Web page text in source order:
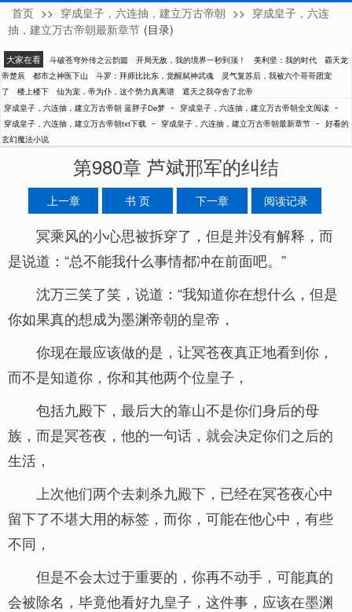
蓝胖子De梦
首页 >> 穿成皇子，六连抽，建立万古帝朝 >> 穿成皇子，六连
抽，建立万古帝朝最新章节 (目录)
大家在看 斗破苍穹外传之云韵篇 开局无敌，我的境界一秒到顶！ 美利坚：我的时代
霸天龙
帝楚辰
都市之神医下山 斗罗：拜师比比东，觉醒弑神武魂
灵气复苏后，我被六个哥哥团宠
了
楼上楼下 仙为宠，帝为仆，这个势力真离谱
遮天之我夺舍了北帝
穿成皇子，六连抽，建立万古帝朝 蓝胖子De梦 - 穿成皇子，六连抽，建立万古帝朝全文阅读 -
穿成皇子，六连抽，建立万古帝朝txt下载 - 穿成皇子，六连抽，建立万古帝朝最新章节 - 好看的
玄幻魔法小说
第980章 芦斌邢军的纠结
上一章 书 页 下一章 阅读记录
冥乘风的小心思被拆穿了，但是并没有解释，而
是说道：“总不能我什么事情都冲在前面吧。”
沈万三笑了笑，说道：“我知道你在想什么，但是
你如果真的想成为墨渊帝朝的皇帝，
你现在最应该做的是，让冥苍夜真正地看到你，
而不是知道你，你和其他两个位皇子，
包括九殿下，最后大的靠山不是你们身后的母
族，而是冥苍夜，他的一句话，就会决定你们之后的
生活，
上次他们两个去刺杀九殿下，已经在冥苍夜心中
留下了不堪大用的标签，而你，可能在他心中，有些
不同，
但是不会太过于重要的，你再不动手，可能真的
会被除名，毕竟他看好九皇子，这件事，应该在墨渊